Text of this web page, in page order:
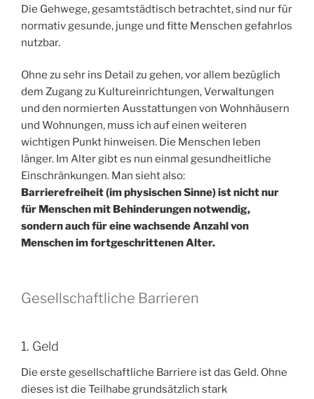
Die Gehwege, gesamtstädtisch betrachtet, sind nur für
normativ gesunde, junge und fitte Menschen gefahrlos
nutzbar.
Ohne zu sehr ins Detail zu gehen, vor allem bezüglich
dem Zugang zu Kultureinrichtungen, Verwaltungen
und den normierten Ausstattungen von Wohnhäusern
und Wohnungen, muss ich auf einen weiteren
wichtigen Punkt hinweisen. Die Menschen leben
länger. Im Alter gibt es nun einmal gesundheitliche
Einschränkungen. Man sieht also:
Barrierefreiheit (im physischen Sinne) ist nicht nur
für Menschen mit Behinderungen notwendig,
sondern auch für eine wachsende Anzahl von
Menschen im fortgeschrittenen Alter.
Gesellschaftliche Barrieren
1. Geld
Die erste gesellschaftliche Barriere ist das Geld. Ohne
dieses ist die Teilhabe grundsätzlich stark